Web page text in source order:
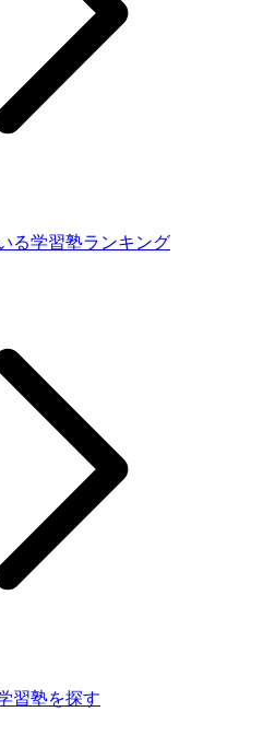
る学習塾ランキング
習塾を探す